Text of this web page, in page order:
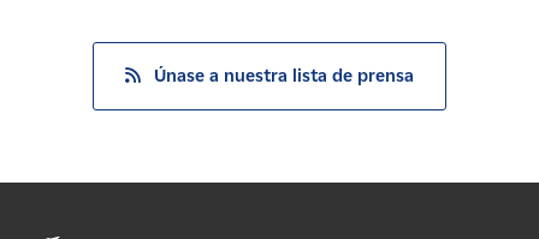
Únase a nuestra lista de prensa